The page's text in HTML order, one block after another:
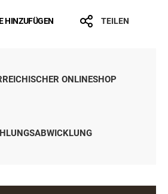
HINZUFÜGEN TEILEN
ONLINESHOP